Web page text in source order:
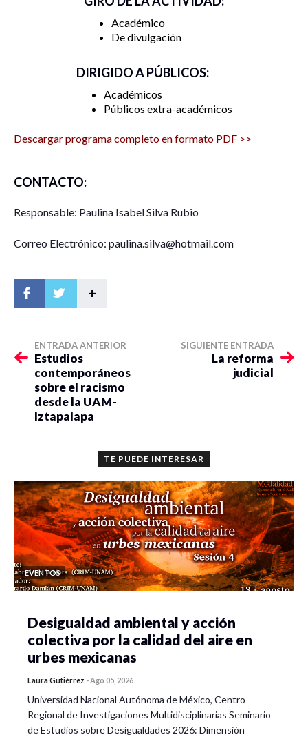
Académico
De divulgación
DIRIGIDO A PÚBLICOS:
Académicos
Públicos extra-académicos
Descargar programa completo en formato PDF >>
CONTACTO:
Responsable: Paulina Isabel Silva Rubio
Correo Electrónico: paulina.silva@hotmail.com
+
ENTRADA ANTERIOR
Estudios
contemporáneos
sobre el racismo
desde la UAM-
Iztapalapa
SIGUIENTE ENTRADA
La reforma
judicial
TE PUEDE INTERESAR
EVENTOS
Desigualdad ambiental y acción
colectiva por la calidad del aire en
urbes mexicanas
Laura Gutiérrez -Ago 05, 2026
Universidad Nacional Autónoma de México, Centro
Regional de Investigaciones Multidisciplinarias Seminario
de Estudios sobre Desigualdades 2026: Dimensión